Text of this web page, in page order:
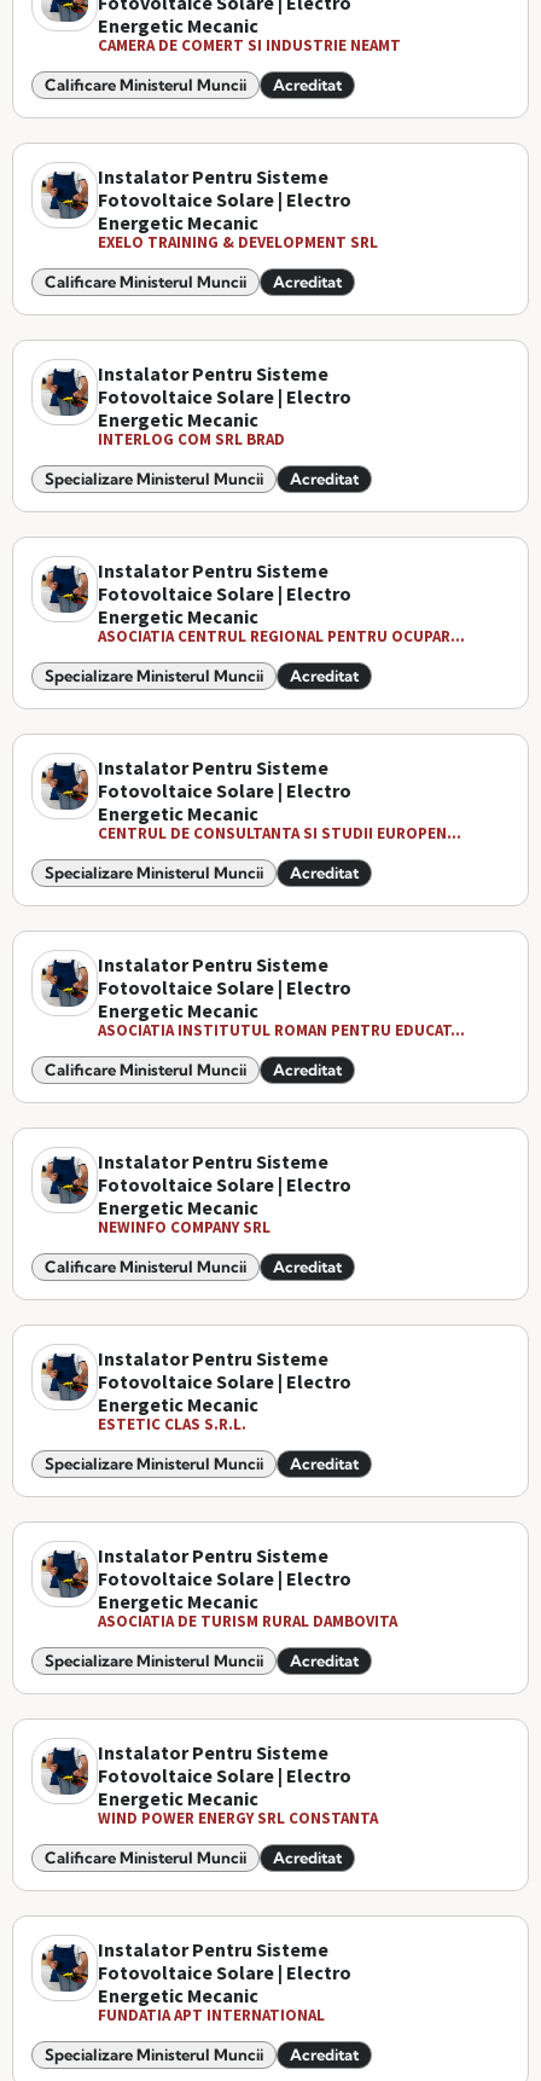
Energetic Mecanic
CAMERA DE COMERT SI INDUSTRIE NEAMT
Calificare Ministerul Muncii Acreditat
Instalator Pentru Sisteme
Fotovoltaice Solare | Electro
Energetic Mecanic
EXELO TRAINING & DEVELOPMENT SRL
Calificare Ministerul Muncii Acreditat
Instalator Pentru Sisteme
Fotovoltaice Solare | Electro
Energetic Mecanic
INTERLOG COM SRL BRAD
Specializare Ministerul Muncii Acreditat
Instalator Pentru Sisteme
Fotovoltaice Solare | Electro
Energetic Mecanic
ASOCIATIA CENTRUL REGIONAL PENTRU OCUPAR...
Specializare Ministerul Muncii Acreditat
Instalator Pentru Sisteme
Fotovoltaice Solare | Electro
Energetic Mecanic
CENTRUL DE CONSULTANTA SI STUDII EUROPEN...
Specializare Ministerul Muncii Acreditat
Instalator Pentru Sisteme
Fotovoltaice Solare | Electro
Energetic Mecanic
ASOCIATIA INSTITUTUL ROMAN PENTRU EDUCAT...
Calificare Ministerul Muncii Acreditat
Instalator Pentru Sisteme
Fotovoltaice Solare | Electro
Energetic Mecanic
NEWINFO COMPANY SRL
Calificare Ministerul Muncii Acreditat
Instalator Pentru Sisteme
Fotovoltaice Solare | Electro
Energetic Mecanic
ESTETIC CLAS S.R.L.
Specializare Ministerul Muncii Acreditat
Instalator Pentru Sisteme
Fotovoltaice Solare | Electro
Energetic Mecanic
ASOCIATIA DE TURISM RURAL DAMBOVITA
Specializare Ministerul Muncii Acreditat
Instalator Pentru Sisteme
Fotovoltaice Solare | Electro
Energetic Mecanic
WIND POWER ENERGY SRL CONSTANTA
Calificare Ministerul Muncii Acreditat
Instalator Pentru Sisteme
Fotovoltaice Solare | Electro
Energetic Mecanic
FUNDATIA APT INTERNATIONAL
Specializare Ministerul Muncii Acreditat